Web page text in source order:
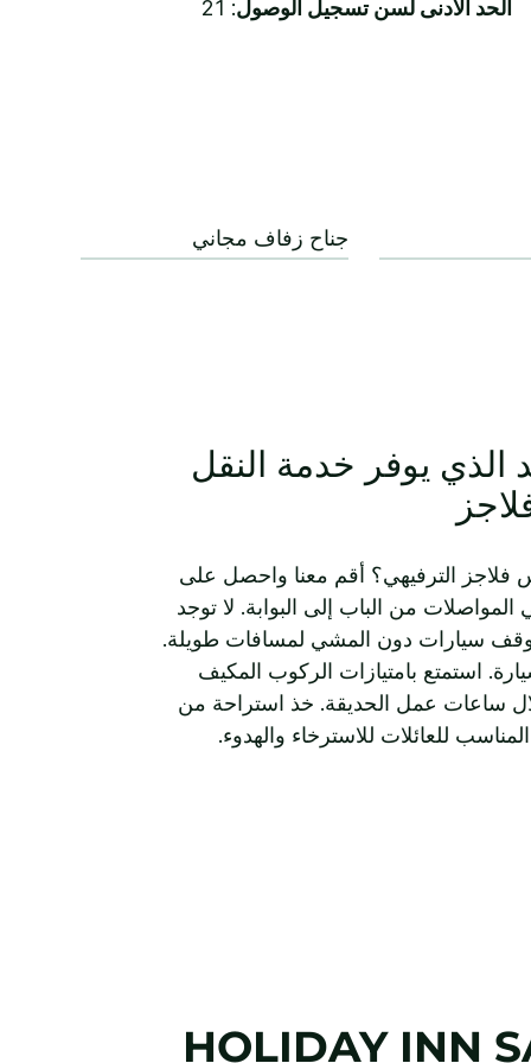
الحد الأدنى لسن تسجيل الوصول: 21
جناح زفاف مجاني
الذي يوفر خدمة النقل
الترفيهي؟ أقم معنا واحصل على
من الباب إلى البوابة. لا توجد
سيارات دون المشي لمسافات طويلة.
استمتع بامتيازات الركوب المكيف
ساعات عمل الحديقة. خذ استراحة من
للعائلات للاسترخاء والهدوء.
HOLIDAY INN